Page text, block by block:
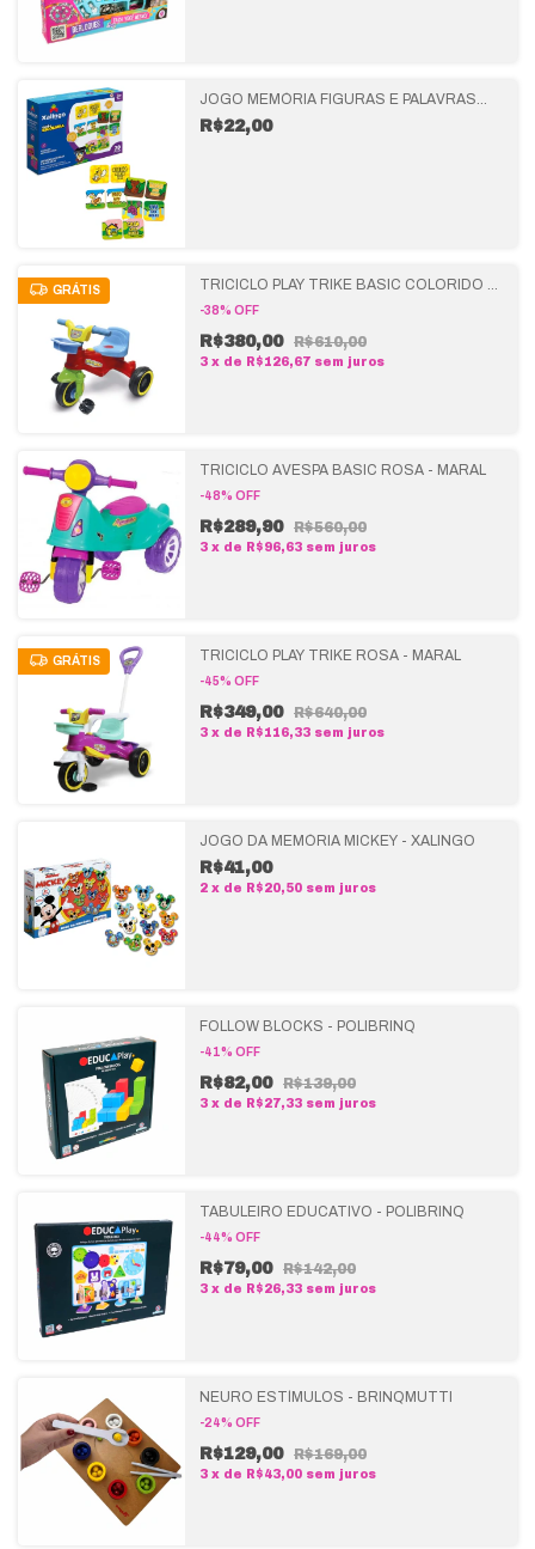
JOGO MEMÓRIA FIGURAS E PALAVRAS
MINHA ESCOLINHA - XALINGO
R$22,00
GRÁTIS
TRICICLO PLAY TRIKE BASIC COLORIDO -
-38% OFF
R$380,00 R$610,00
3 x de R$126,67 sem juros
TRICICLO AVESPA BASIC ROSA - MARAL
-48% OFF
R$289,90 R$560,00
3 x de R$96,63 sem juros
GRÁTIS TRICICLO PLAY TRIKE ROSA - MARAL
-45% OFF
R$349,00 R$640,00
3 x de R$116,33 sem juros
JOGO DA MEMÓRIA MICKEY - XALINGO
R$41,00
2 x de R$20,50 sem juros
FOLLOW BLOCKS - POLIBRINQ
-41% OFF
R$82,00 R$139,00
3 x de R$27,33 sem juros
TABULEIRO EDUCATIVO - POLIBRINQ
-44% OFF
R$79,00 R$142,00
3 x de R$26,33 sem juros
NEURO ESTÍMULOS - BRINQMUTTI
-24% OFF
R$129,00 R$169,00
3 x de R$43,00 sem juros